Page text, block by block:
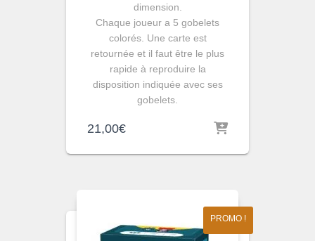
dimension.
Chaque joueur a 5 gobelets
colorés. Une carte est
retournée et il faut être le plus
rapide à reproduire la
disposition indiquée avec ses
gobelets.
21,00€
PROMO !